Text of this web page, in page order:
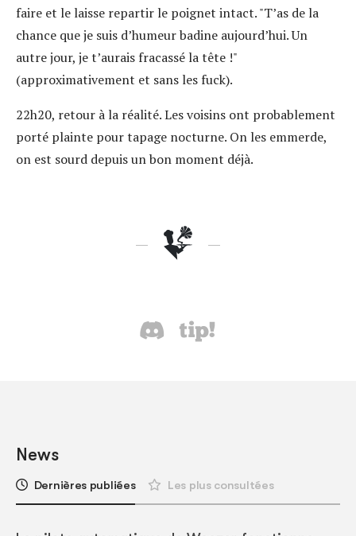
faire et le laisse repartir le poignet intact. "T’as de la
chance que je suis d’humeur badine aujourd’hui. Un
autre jour, je t’aurais fracassé la tête !"
(approximativement et sans les fuck).
22h20, retour à la réalité. Les voisins ont probablement
porté plainte pour tapage nocturne. On les emmerde,
on est sourd depuis un bon moment déjà.
News
Dernières publiées Les plus consultées